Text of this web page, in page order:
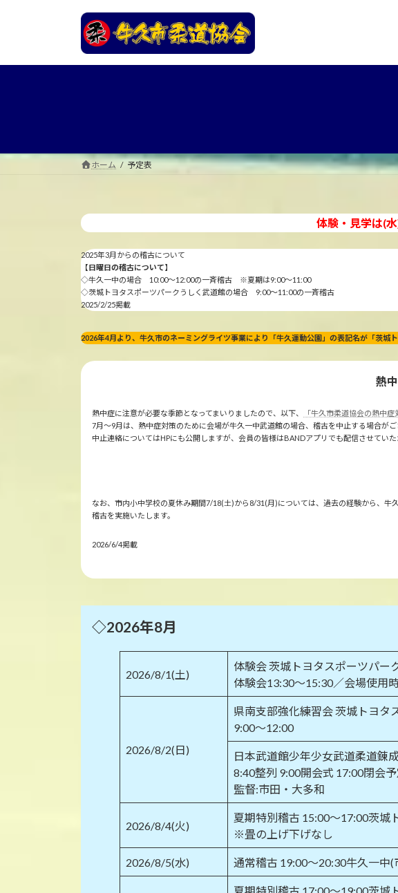
プ
動
ホーム 予定表
体験・見学は(
2025年3月からの稽古について
【日曜日の稽古について】
◇牛久一中の場合 10:00～12:00の一斉稽古 ※夏期は9:00～11:00
◇茨城トヨタスポーツパークうしく武道館の場合 9:00～11:00の一斉稽古
2025/2/25掲載
2026年4月より、牛久市のネーミングライツ事業により「牛久運動公園」の表記名が「茨城
熱
熱中症に注意が必要な季節となってまいりましたので、以下、 「牛久市柔道協会の熱中症
7月～9月は、熱中症対策のために会場が牛久一中武道館の場合、稽古を中止する場合がご
中止連絡についてはHPにも公開しますが、会員の皆様はBANDアプリでも配信させていた
なお、市内小中学校の夏休み期間7/18(土)から8/31(月)については、過去の経験から、
稽古を実施いたします。
2026/6/4掲載
◇2026年8月
2026/8/1(土)
体験会 茨城トヨタスポーツパー
体験会13:30～15:30／会場使用
2026/8/2(日)
県南支部強化練習会 茨城トヨタ
9:00～12:00
日本武道館少年少女武道柔道錬
8:40整列 9:00開会式 17:00閉会
監督:市田・大多和
2026/8/4(火)
夏期特別稽古 15:00～17:00茨城
※畳の上げ下げなし
2026/8/5(水) 通常稽古 19:00～20:30牛久一中(
夏期特別稽古 17:00～19:00茨城